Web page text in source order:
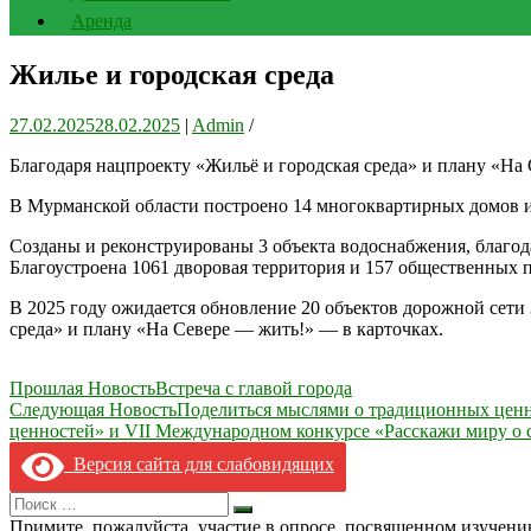
Аренда
Жилье и городская среда
27.02.202528.02.2025 | Admin /
Благодаря нацпроекту «Жильё и городская среда» и плану
В Мурманской области построено 14 многоквартирных домов
Созданы и реконструированы 3 объекта водоснабжения,
Благоустроена 1061 дворовая территория и 157 общественных
В 2025 году ожидается обновление 20 объектов дорожной
среда» и плану «На Севере — жить!» — в карточках.
Навигация
по
записям
Прошлая НовостьВстреча с главой города
Следующая НовостьПоделиться мыслями о традиционных
ценностей» и VII Международном конкурсе «Расскажи миру о
Версия сайта для слабовидящих
Search
for:
Искать
Примите, пожалуйста, участие в опросе, посвященном